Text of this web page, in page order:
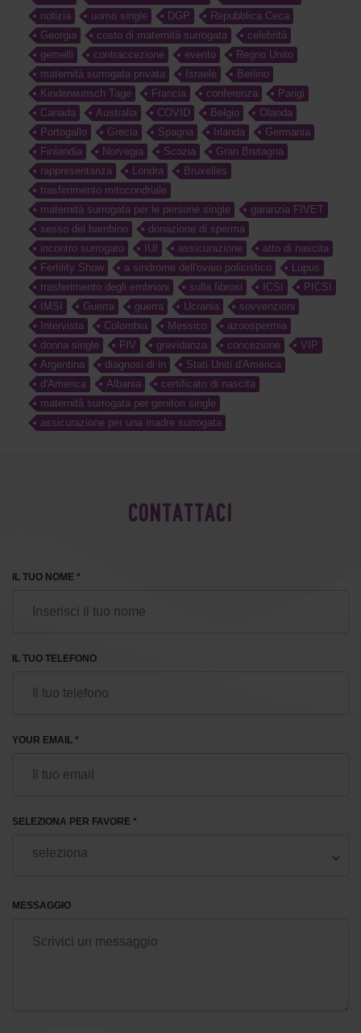
notizia
uomo single DGP
Repubblica Ceca
Georgia
costo di maternità surrogata
celebrità
gemelli
contraccezione evento
Regno Unito
maternità surrogata privata
Israele
Berlino
Kinderwunsch Tage
Francia conferenza
Parigi
Canada
Australia COVID Belgio
Olanda
Portogallo
Grecia Spagna Irlanda
Germania
Finlandia
Norvegia Scozia
Gran Bretagna
rappresentanza
Londra
Bruxelles
trasferimento mitocondriale
maternità surrogata per le persone single
garanzia FIVET
sesso del bambino
donazione di sperma
incontro surrogato
IUI assicurazione
atto di nascita
Fertility Show
a sindrome dell'ovaio policistico
Lupus
trasferimento degli embrioni
sulla fibrosi ICSI
PICSI
IMSI
Guerra guerra Ucrania
sovvenzioni
Intervista
Colombia Messico
azoospermia
donna single
FIV gravidanza concezione
VIP
Argentina
diagnosi di in
Stati Uniti d'America
d'America
Albania
certificato di nascita
maternità surrogata per genitori single
assicurazione per una madre surrogata
CONTATTACI
IL TUO NOME *
IL TUO TELEFONO
YOUR EMAIL *
SELEZIONA PER FAVORE *
MESSAGGIO